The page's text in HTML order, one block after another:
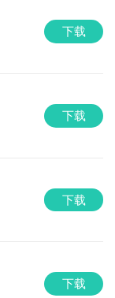
预知，有三大
测试的时间都
下载
下载
下载
下载